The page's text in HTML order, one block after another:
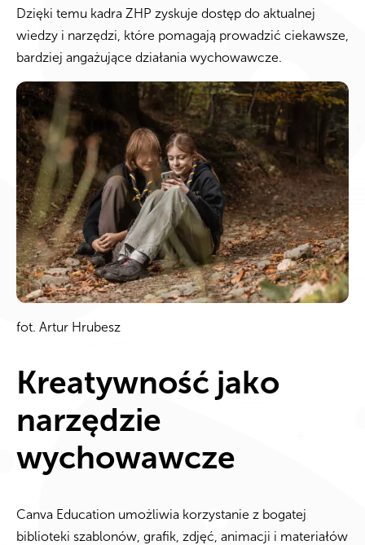
Dzięki temu kadra ZHP zyskuje dostęp do aktualnej
wiedzy i narzędzi, które pomagają prowadzić ciekawsze,
bardziej angażujące działania wychowawcze.
fot. Artur Hrubesz
Kreatywność jako
narzędzie
wychowawcze
Canva Education umożliwia korzystanie z bogatej
biblioteki szablonów, grafik, zdjęć, animacji i materiałów